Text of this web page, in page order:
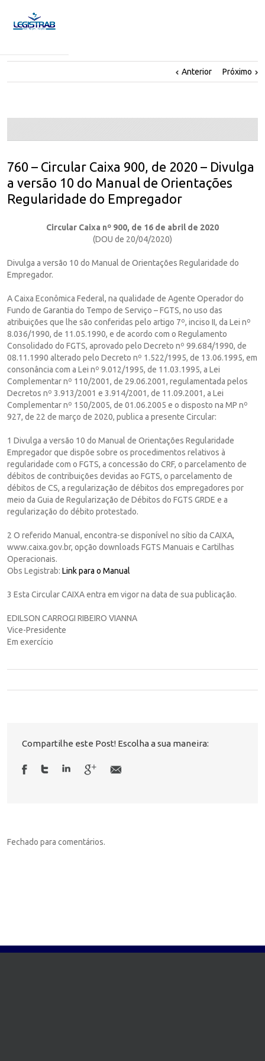
Anterior Próximo
760 – Circular Caixa 900, de 2020 – Divulga
a versão 10 do Manual de Orientações
Regularidade do Empregador
Circular Caixa nº 900, de 16 de abril de 2020
(DOU de 20/04/2020)
Divulga a versão 10 do Manual de Orientações Regularidade do
Empregador.
A Caixa Econômica Federal, na qualidade de Agente Operador do
Fundo de Garantia do Tempo de Serviço – FGTS, no uso das
atribuições que lhe são conferidas pelo artigo 7º, inciso II, da Lei nº
8.036/1990, de 11.05.1990, e de acordo com o Regulamento
Consolidado do FGTS, aprovado pelo Decreto nº 99.684/1990, de
08.11.1990 alterado pelo Decreto nº 1.522/1995, de 13.06.1995, em
consonância com a Lei nº 9.012/1995, de 11.03.1995, a Lei
Complementar nº 110/2001, de 29.06.2001, regulamentada pelos
Decretos nº 3.913/2001 e 3.914/2001, de 11.09.2001, a Lei
Complementar nº 150/2005, de 01.06.2005 e o disposto na MP nº
927, de 22 de março de 2020, publica a presente Circular:
1 Divulga a versão 10 do Manual de Orientações Regularidade
Empregador que dispõe sobre os procedimentos relativos à
regularidade com o FGTS, a concessão do CRF, o parcelamento de
débitos de contribuições devidas ao FGTS, o parcelamento de
débitos de CS, a regularização de débitos dos empregadores por
meio da Guia de Regularização de Débitos do FGTS GRDE e a
regularização do débito protestado.
2 O referido Manual, encontra-se disponível no sítio da CAIXA,
www.caixa.gov.br, opção downloads FGTS Manuais e Cartilhas
Operacionais.
Obs Legistrab: Link para o Manual
3 Esta Circular CAIXA entra em vigor na data de sua publicação.
EDILSON CARROGI RIBEIRO VIANNA
Vice-Presidente
Em exercício
Compartilhe este Post! Escolha a sua maneira:
Fechado para comentários.